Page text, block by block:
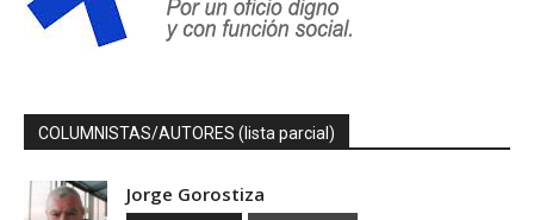
COLUMNISTAS/AUTORES (lista parcial)
Jorge Gorostiza